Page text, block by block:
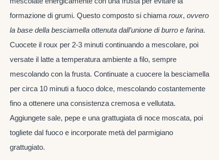
formazione di grumi. Questo composto si chiama roux, ovvero
la base della besciamella ottenuta dall’unione di burro e farina.
Cuocete il roux per 2-3 minuti continuando a mescolare, poi
versate il latte a temperatura ambiente a filo, sempre
mescolando con la frusta. Continuate a cuocere la besciamella
per circa 10 minuti a fuoco dolce, mescolando costantemente
fino a ottenere una consistenza cremosa e vellutata.
Aggiungete sale, pepe e una grattugiata di noce moscata, poi
togliete dal fuoco e incorporate metà del parmigiano
grattugiato.